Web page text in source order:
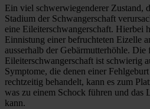
Ein viel schwerwiegenderer Zustand,
Stadium der Schwangerschaft
eine Eileiterschwangerschaft. Hierbei
Einnistung einer befruchteten Eizelle
ausserhalb der Gebärmutterhöhle.
Eileiterschwangerschaft ist schwierig
Symptome, die denen einer
rechtzeitig behandelt, kann es zum
was zu einem Schock führen und das
kann.